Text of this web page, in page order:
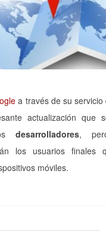
a través de su
actualización que
desarrolladores,
los usuarios finales
móviles.